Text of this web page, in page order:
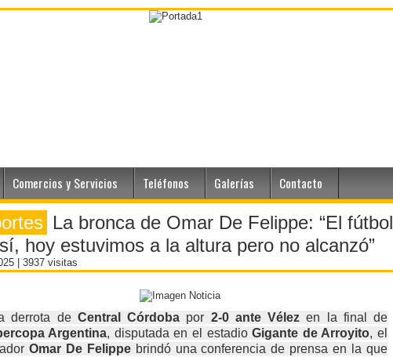
Comercios y Servicios Teléfonos Galerías Contacto
La bronca de Omar De Felippe: “El fútbol
hoy estuvimos a la altura pero no alcanzó”
| 3937 visitas
derrota de Central Córdoba por 2-0 ante Vélez en la final de
Argentina, disputada en el estadioGigante de Arroyito, el
Omar De Felippebrindó una conferencia de prensa en la que